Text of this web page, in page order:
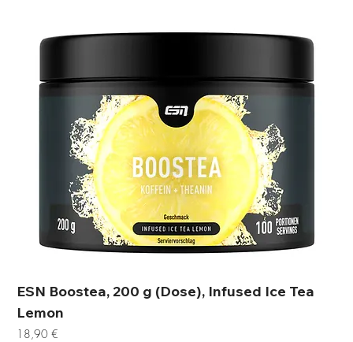
ESN Boostea, 200 g (Dose), Infused Ice Tea
Lemon
Preis
18,90 €